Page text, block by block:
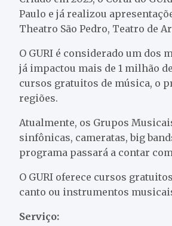
Paulo e já realizou
Theatro São Pedro, Teatro de
O GURI é considerado um dos
já impactou mais de 1 milhão
cursos gratuitos de música, o
regiões.
Atualmente, os Grupos
sinfônicas, cameratas, big
programa passará a contar
O GURI oferece cursos
canto ou instrumentos
Serviço: